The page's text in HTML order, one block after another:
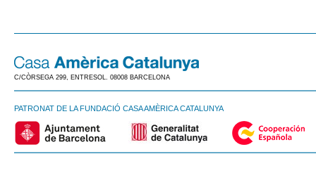
C/CÒRSEGA 299, ENTRESOL. 08008 BARCELONA
PATRONAT DE LA FUNDACIÓ CASA AMÈRICA CATALUNYA